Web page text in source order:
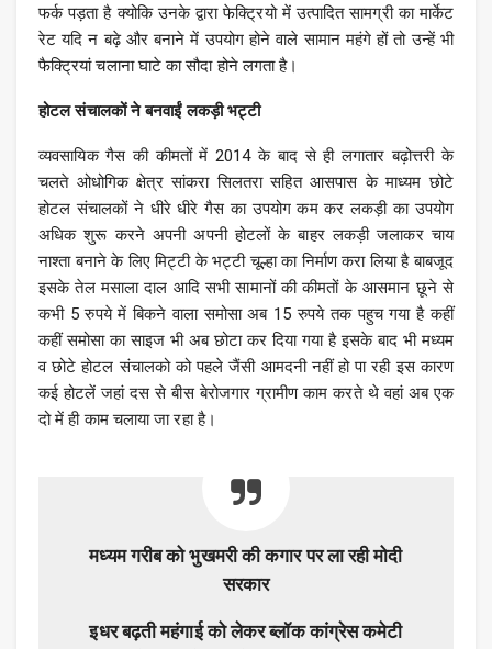
फर्क पड़ता है क्योकि उनके द्वारा फेक्ट्रियो में उत्पादित सामग्री का मार्केट
रेट यदि न बढ़े और बनाने में उपयोग होने वाले सामान महंगे हों तो उन्हें भी
फैक्ट्रियां चलाना घाटे का सौदा होने लगता है।
होटल संचालकों ने बनवाईं लकड़ी भट्टी
व्यवसायिक गैस की कीमतों में 2014 के बाद से ही लगातार बढ़ोत्तरी के
चलते ओधोगिक क्षेत्र सांकरा सिलतरा सहित आसपास के माध्यम छोटे
होटल संचालकों ने धीरे धीरे गैस का उपयोग कम कर लकड़ी का उपयोग
अधिक शुरू करने अपनी अपनी होटलों के बाहर लकड़ी जलाकर चाय
नाश्ता बनाने के लिए मिट्टी के भट्टी चूल्हा का निर्माण करा लिया है बाबजूद
इसके तेल मसाला दाल आदि सभी सामानों की कीमतों के आसमान छूने से
कभी 5 रुपये में बिकने वाला समोसा अब 15 रुपये तक पहुच गया है कहीं
कहीं समोसा का साइज भी अब छोटा कर दिया गया है इसके बाद भी मध्यम
व छोटे होटल संचालको को पहले जैंसी आमदनी नहीं हो पा रही इस कारण
कई होटलें जहां दस से बीस बेरोजगार ग्रामीण काम करते थे वहां अब एक
दो में ही काम चलाया जा रहा है।
मध्यम गरीब को भुखमरी की कगार पर ला रही मोदी
सरकार
इधर बढ़ती महंगाई को लेकर ब्लॉक कांग्रेस कमेटी